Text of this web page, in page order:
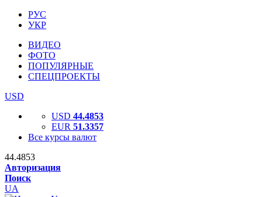
РУС
УКР
ВИДЕО
ФОТО
ПОПУЛЯРНЫЕ
СПЕЦПРОЕКТЫ
USD
USD 44.4853
EUR 51.3357
Все курсы валют
44.4853
Авторизация
Поиск
UA